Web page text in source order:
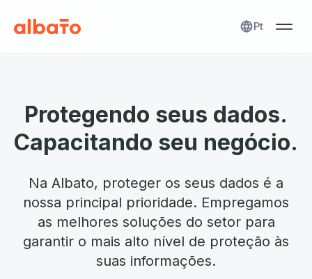
Pt
Protegendo seus dados.
Capacitando seu negócio.
Na Albato, proteger os seus dados é a
nossa principal prioridade. Empregamos
as melhores soluções do setor para
garantir o mais alto nível de proteção às
suas informações.